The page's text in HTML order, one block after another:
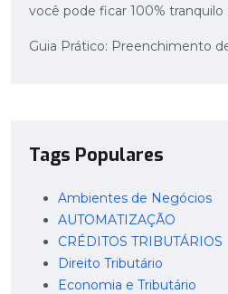
você pode ficar 100% tranquilo
Guia Prático: Preenchimento
Tags Populares
Ambientes de Negócios
AUTOMATIZAÇÃO
CRÉDITOS TRIBUTÁRIOS
Direito Tributário
Economia e Tributário